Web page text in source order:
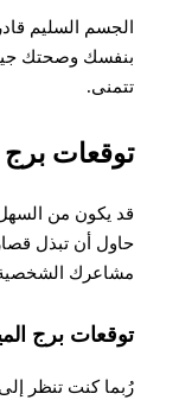
​​الجسم السليم
بنفسك وصحتك
تتمنى.
توقعات برج
قد يكون من
حاول أن تبذل
مشاعرك الشخصية
توقعات برج
رُبما كنت تنظر